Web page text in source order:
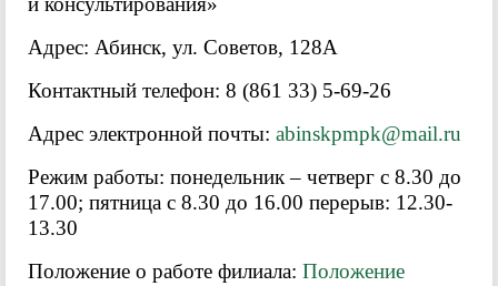
Адрес: Абинск, ул. Советов, 128А
Контактный телефон: 8 (861 33) 5-69-26
Адрес электронной почты: abinskpmpk@mail.ru
Режим работы: понедельник – четверг с 8.30 до
17.00; пятница с 8.30 до 16.00 перерыв: 12.30-
13.30
Положение о работе филиала: Положение